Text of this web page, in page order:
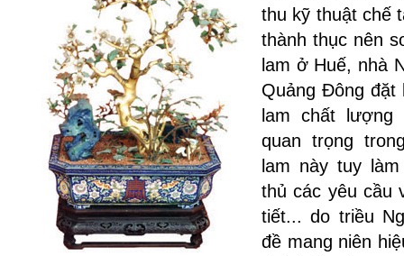
thu kỹ thuật chế
thành thục nên
lam ở Huế, nhà
Quảng Đông đặt
lam chất
quan trọng
lam này tuy
thủ các yêu cầu
tiết... do triều
đề mang niên